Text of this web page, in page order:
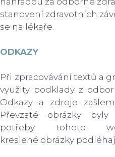
stanovení zdravotních
se na lékaře.​
ODKAZY
Při zpracovávání textů a
využity podklady z
Odkazy a zdroje
Převzaté obrázky
potřeby tohoto
kreslené obrázky